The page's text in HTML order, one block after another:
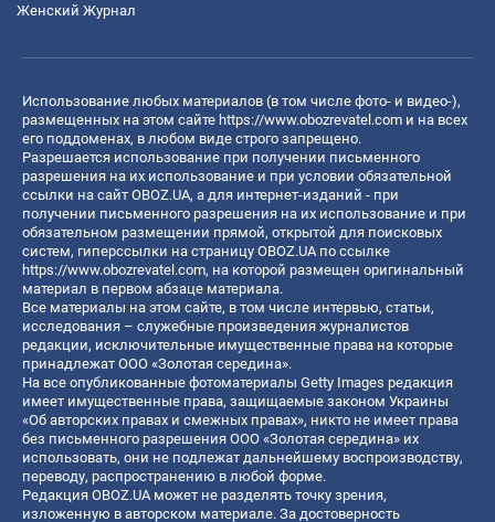
Женский Журнал
Использование любых материалов (в том числе фото- и видео-),
размещенных на этом сайте https://www.obozrevatel.com и на всех
его поддоменах, в любом виде строго запрещено.
Разрешается использование при получении письменного
разрешения на их использование и при условии обязательной
ссылки на сайт OBOZ.UA, а для интернет-изданий - при
получении письменного разрешения на их использование и при
обязательном размещении прямой, открытой для поисковых
систем, гиперссылки на страницу OBOZ.UA по ссылке
https://www.obozrevatel.com, на которой размещен оригинальный
материал в первом абзаце материала.
Все материалы на этом сайте, в том числе интервью, статьи,
исследования – служебные произведения журналистов
редакции, исключительные имущественные права на которые
принадлежат ООО «Золотая середина».
На все опубликованные фотоматериалы Getty Images редакция
имеет имущественные права, защищаемые законом Украины
«Об авторских правах и смежных правах», никто не имеет права
без письменного разрешения ООО «Золотая середина» их
использовать, они не подлежат дальнейшему воспроизводству,
переводу, распространению в любой форме.
Редакция OBOZ.UA может не разделять точку зрения,
изложенную в авторском материале. За достоверность